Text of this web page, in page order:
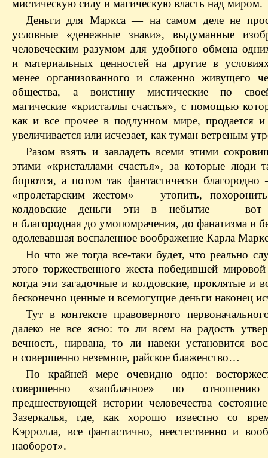
мистическую силу и магическую власть над миром.
Деньги для Маркса — на самом деле не
условные «денежные знаки», выдуманные
человеческим разумом для удобного обмена
и материальных ценностей на другие в
менее организованного и слаженно живущего
общества, а воистину мистические по
магические «кристаллы счастья», с помощью
как и все прочее в подлунном мире, продается и
увеличивается или исчезает, как туман ветреным
Разом взять и завладеть всеми этими
этими «кристаллами счастья», за которые люди
борются, а потом так фантастически
«пролетарским жестом» — утопить,
колдовские деньги эти в небытие — вот
и благородная до умопомрачения, до фанатизма и
одолевавшая воспаленное воображение Карла
Но что же тогда все-таки будет, что реально
этого торжественного жеста победившей
когда эти загадочные и колдовские, проклятые и
бесконечно ценные и всемогущие деньги наконец
Тут в контексте правоверного
далеко не все ясно: то ли всем на радость
вечность, нирвана, то ли навеки установится
и совершенно неземное, райское блаженство…
По крайней мере очевидно одно:
совершенно «заоблачное» по
предшествующей истории человечества
Зазеркалья, где, как хорошо известно со
Кэрролла, все фантастично, неестественно и
наоборот».